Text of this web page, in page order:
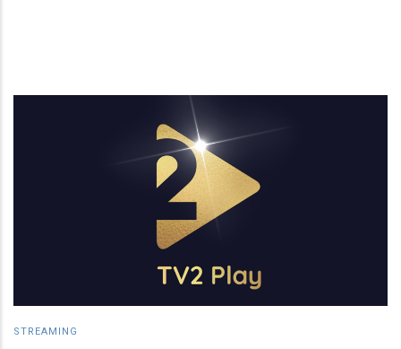
STREAMING